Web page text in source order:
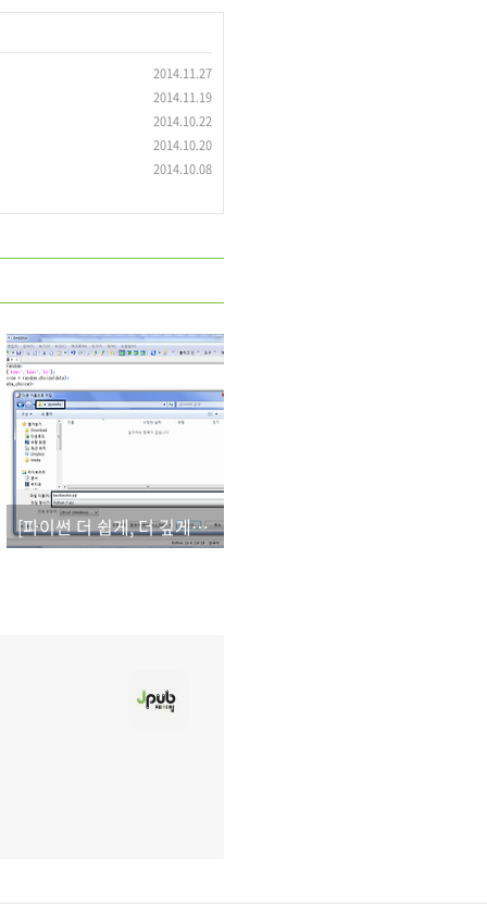
2014.11.27
2014.11.19
2014.10.22
2014.10.20
2014.10.08
[파이썬 더 쉽게, 더 깊게]_오탈자